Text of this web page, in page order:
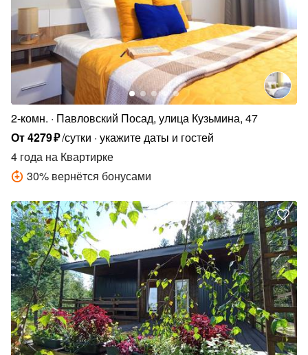
2-комн.
Павловский Посад, улица Кузьмина, 47
От4279₽/сутки укажите даты и гостей
4 года на Квартирке
30% вернётся бонусами